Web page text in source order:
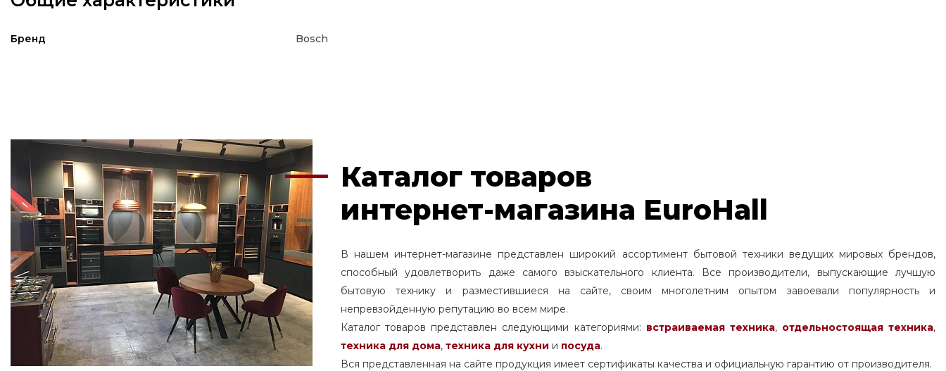
Бренд Bosch
Каталог товаров
интернет-магазина EuroHall
В нашем интернет-магазине представлен широкий ассортимент бытовой техники ведущих мировых брендов,
способный удовлетворить даже самого взыскательного клиента. Все производители, выпускающие лучшую
бытовую технику и разместившиеся на сайте, своим многолетним опытом завоевали популярность и
непревзойденную репутацию во всем мире.
Каталог товаров представлен следующими категориями: встраиваемая техника, отдельностоящаятехника,
техника для дома, техника для кухни и посуда.
Вся представленная на сайте продукция имеет сертификаты качества и официальную гарантию от производителя.